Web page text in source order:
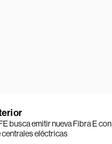
busca emitir nueva Fibra E con
eléctricas